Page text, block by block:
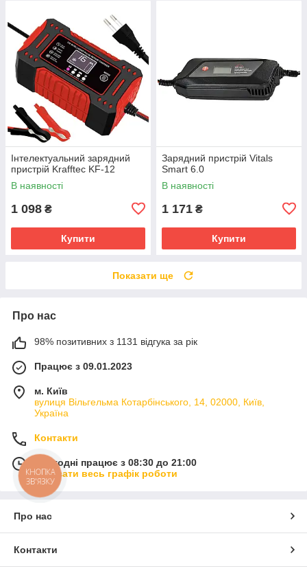
Інтелектуальний зарядний
пристрій Krafftec KF-12
В наявності
1 098 ₴
Купити
Зарядний пристрій Vitals
Smart 6.0
В наявності
1 171 ₴
Купити
Показати ще
Про нас
98% позитивних з 1131 відгука за рік
Працює з 09.01.2023
м. Київ
вулиця Вільгельма Котарбінського, 14, 02000, Київ,
Україна
Контакти
Сьогодні працює з 08:30 до 21:00
Показати весь графік роботи
Про нас
Контакти
КНОПКА
ЗВ'ЯЗКУ